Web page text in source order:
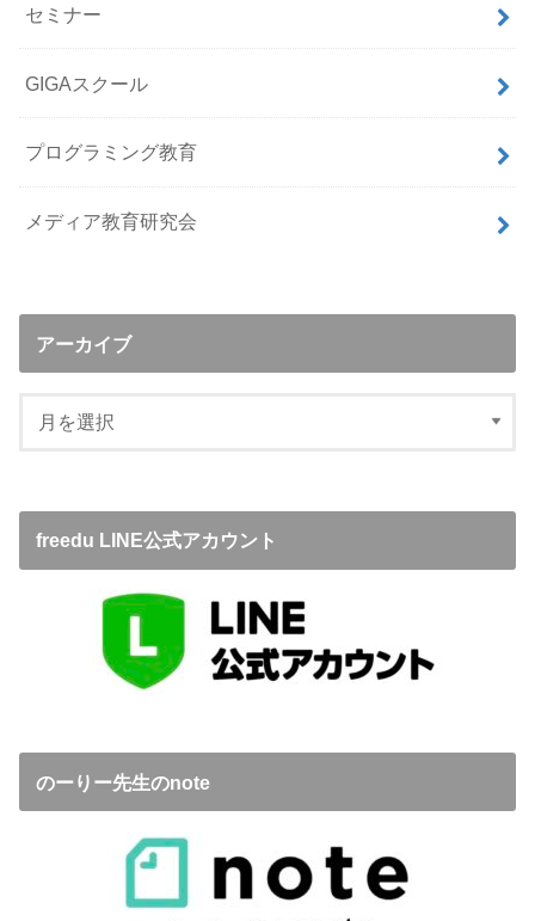
セミナー
GIGAスクール
プログラミング教育
メディア教育研究会
アーカイブ
freedu LINE公式アカウント
のーりー先生のnote